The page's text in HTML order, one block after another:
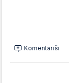
Komentariši